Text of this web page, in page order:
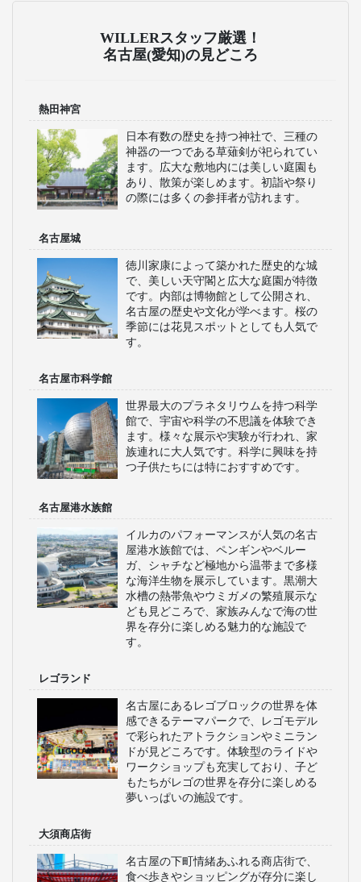
WILLERスタッフ厳選！
名古屋(愛知)の見どころ
熱田神宮
日本有数の歴史を持つ神社で、三種の
神器の一つである草薙剣が祀られてい
ます。広大な敷地内には美しい庭園も
あり、散策が楽しめます。初詣や祭り
の際には多くの参拝者が訪れます。
名古屋城
徳川家康によって築かれた歴史的な城
で、美しい天守閣と広大な庭園が特徴
です。内部は博物館として公開され、
名古屋の歴史や文化が学べます。桜の
季節には花見スポットとしても人気で
す。
名古屋市科学館
世界最大のプラネタリウムを持つ科学
館で、宇宙や科学の不思議を体験でき
ます。様々な展示や実験が行われ、家
族連れに大人気です。科学に興味を持
つ子供たちには特におすすめです。
名古屋港水族館
イルカのパフォーマンスが人気の名古
屋港水族館では、ペンギンやベルー
ガ、シャチなど極地から温帯まで多様
な海洋生物を展示しています。黒潮大
水槽の熱帯魚やウミガメの繁殖展示な
ども見どころで、家族みんなで海の世
界を存分に楽しめる魅力的な施設で
す。
レゴランド
名古屋にあるレゴブロックの世界を体
感できるテーマパークで、レゴモデル
で彩られたアトラクションやミニラン
ドが見どころです。体験型のライドや
ワークショップも充実しており、子ど
もたちがレゴの世界を存分に楽しめる
夢いっぱいの施設です。
大須商店街
名古屋の下町情緒あふれる商店街で、
食べ歩きやショッピングが存分に楽し